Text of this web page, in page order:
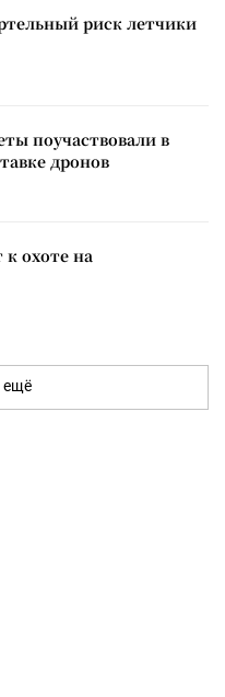
риск летчики
поучаствовали в
дронов
к охоте на
ещё